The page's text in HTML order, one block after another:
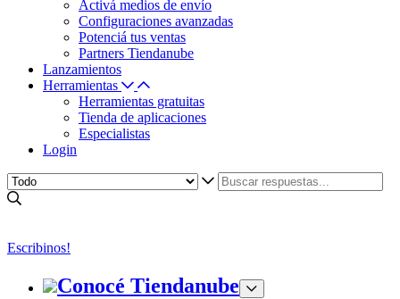
Activá medios de envío
Configuraciones avanzadas
Potenciá tus ventas
Partners Tiendanube
Lanzamientos
Herramientas
Herramientas gratuitas
Tienda de aplicaciones
Especialistas
Login
Escribinos!
Conocé Tiendanube